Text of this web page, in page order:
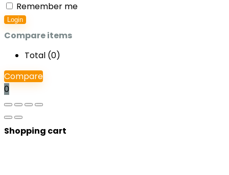
Remember me
Login
Compare items
Total (0)
Compare
0
Shopping cart